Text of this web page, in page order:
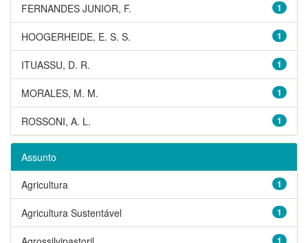
1
FERNANDES JUNIOR, F.
1
HOOGERHEIDE, E. S. S.
1
ITUASSU, D. R.
1
MORALES, M. M.
1
ROSSONI, A. L.
Assunto
1
Agricultura
1
Agricultura Sustentável
1